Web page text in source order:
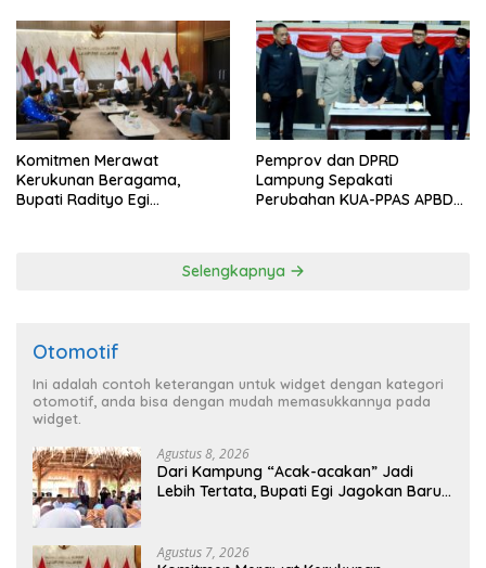
Komitmen Merawat
Kerukunan Beragama,
Bupati Radityo Egi
Pemprov dan DPRD
Lampung Sepakati
Perubahan KUA-PPAS APBD
Selengkapnya
Otomotif
Ini adalah contoh keterangan untuk widget dengan kategori
otomotif, anda bisa dengan mudah memasukkannya pada
widget.
Agustus 8, 2026
Dari Kampung “Acak-acakan” Jadi
Lebih Tertata, Bupati Egi Jagokan Baru
Agustus 7, 2026